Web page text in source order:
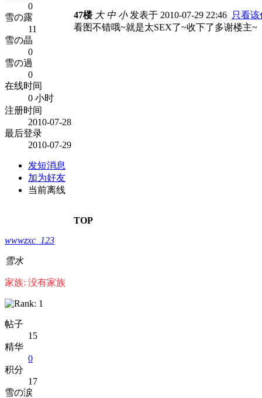
0
雪の露
11
雪の晶
0
雪の過
0
在线时间
0 小时
注册时间
2010-07-28
最后登录
2010-07-29
发短消息
加为好友
当前离线
47楼 大 中 小发表于 2010-07-29 22:46 只看该
看图不错哦~就是太SEX了~收下了多谢楼主~
TOP
wwwzxc_123
雪水
家族: 没有家族
帖子
15
精华
0
积分
17
雪の涙